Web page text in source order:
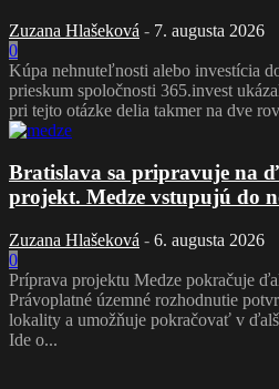
Zuzana Hlašeková - 7. augusta 2026
0
Kúpa nehnuteľnosti alebo investícia
prieskum spoločnosti 365.invest
pri tejto otázke delia takmer na dve
Bratislava sa pripravuje na
projekt. Medze vstupujú do
Zuzana Hlašeková - 6. augusta 2026
0
Príprava projektu Medze pokračuje
Právoplatné územné rozhodnutie
lokality a umožňuje pokračovať v
Ide o...